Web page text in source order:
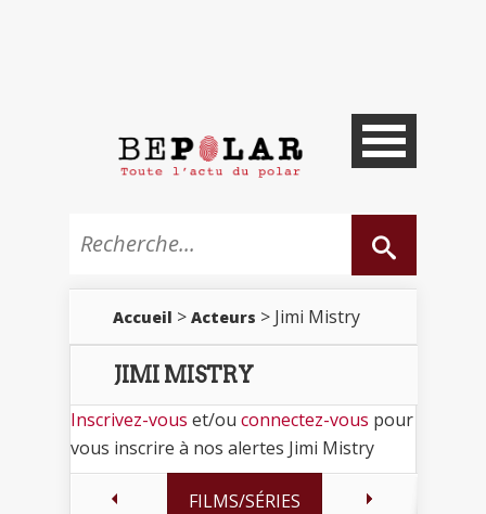
Accueil > Acteurs > Jimi Mistry
JIMI MISTRY
Inscrivez-vous et/ou connectez-vous pour
vous inscrire à nos alertes Jimi Mistry
FILMS/SÉRIES